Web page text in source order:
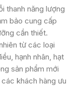
thanh năng lượng
bảo cung cấp
cần thiết.
từ các loại
hạnh nhân, hạt
sản phẩm mới
khách hàng ưu